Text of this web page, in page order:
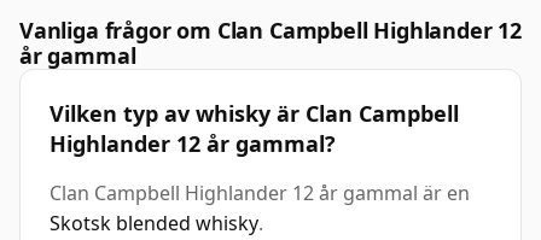
Vanliga frågor om Clan Campbell Highlander 12
år gammal
Vilken typ av whisky är Clan Campbell
Highlander 12 år gammal?
Clan Campbell Highlander 12 år gammal är en
Skotsk blended whisky.